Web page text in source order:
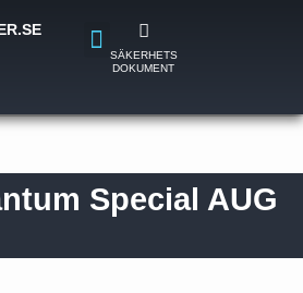
SÄKERHETS
DOKUMENT
Special AUG